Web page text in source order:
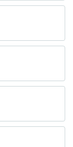
zurückgeben